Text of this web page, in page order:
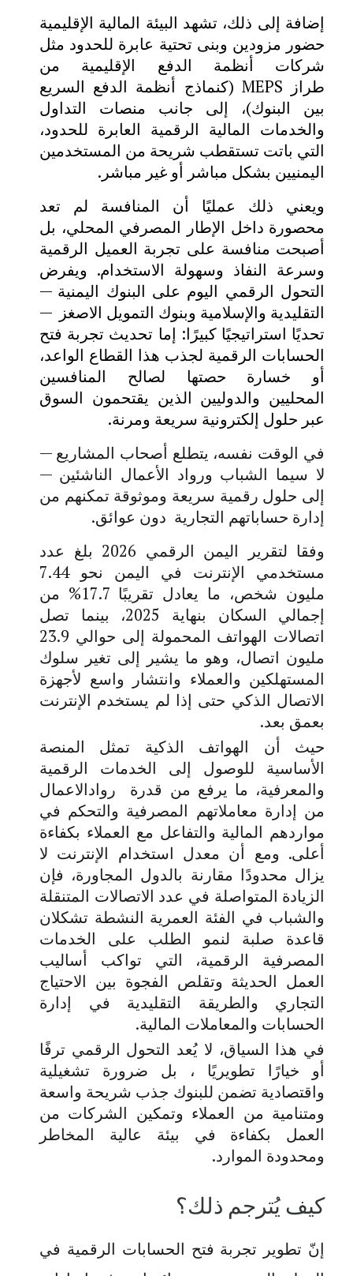
إضافة إلى ذلك، تشهد البيئة المالية الإقليمية
حضور مزودين وبنى تحتية عابرة للحدود مثل
شركات أنظمة الدفع الإقليمية من
طراز MEPS(كنماذج أنظمة الدفع السريع
بين البنوك)، إلى جانب منصات التداول
والخدمات المالية الرقمية العابرة للحدود،
التي باتت تستقطب شريحة من المستخدمين
اليمنيين بشكل مباشر أو غير مباشر.
ويعني ذلك عمليًا أن المنافسة لم تعد
محصورة داخل الإطار المصرفي المحلي، بل
أصبحت منافسة على تجربة العميل الرقمية
وسرعة النفاذ وسهولة الاستخدام. ويفرض
التحول الرقمي اليوم على البنوك اليمنية —
التقليدية والإسلامية وبنوك التمويل الاصغز —
تحديًا استراتيجيًا كبيرًا: إما تحديث تجربة فتح
الحسابات الرقمية لجذب هذا القطاع الواعد،
أو خسارة حصتها لصالح المنافسين
المحليين والدوليين الذين يقتحمون السوق
عبر حلول إلكترونية سريعة ومرنة.
في الوقت نفسه، يتطلع أصحاب المشاريع —
لا سيما الشباب ورواد الأعمال الناشئين —
إلى حلول رقمية سريعة وموثوقة تمكنهم من
إدارة حساباتهم التجارية دون عوائق.
وفقا لتقرير اليمن الرقمي 2026 بلغ عدد
مستخدمي الإنترنت في اليمن نحو 7.44
مليون شخص، ما يعادل تقريبًا 17.7% من
إجمالي السكان بنهاية 2025، بينما تصل
اتصالات الهواتف المحمولة إلى حوالي 23.9
مليون اتصال، وهو ما يشير إلى تغير سلوك
المستهلكين والعملاء وانتشار واسع لأجهزة
الاتصال الذكي حتى إذا لم يستخدم الإنترنت
بعمق بعد.
حيث أن الهواتف الذكية تمثل المنصة
الأساسية للوصول إلى الخدمات الرقمية
والمعرفية، ما يرفع من قدرة روادالاعمال
من إدارة معاملاتهم المصرفية والتحكم في
مواردهم المالية والتفاعل مع العملاء بكفاءة
أعلى. ومع أن معدل استخدام الإنترنت لا
يزال محدودًا مقارنة بالدول المجاورة، فإن
الزيادة المتواصلة في عدد الاتصالات المتنقلة
والشباب في الفئة العمرية النشطة تشكلان
قاعدة صلبة لنمو الطلب على الخدمات
المصرفية الرقمية، التي تواكب أساليب
العمل الحديثة وتقلص الفجوة بين الاحتياج
التجاري والطريقة التقليدية في إدارة
الحسابات والمعاملات المالية.
في هذا السياق، لا يُعد التحول الرقمي ترفًا
أو خيارًا تطويريًا ، بل ضرورة تشغيلية
واقتصادية تضمن للبنوك جذب شريحة واسعة
ومتنامية من العملاء وتمكين الشركات من
العمل بكفاءة في بيئة عالية المخاطر
ومحدودة الموارد.
كيف يُترجم ذلك؟
إنّتطوير تجربة فتح الحسابات الرقمية في